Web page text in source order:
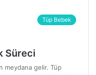
Tüp Bebek
Süreci
meydana gelir. Tüp